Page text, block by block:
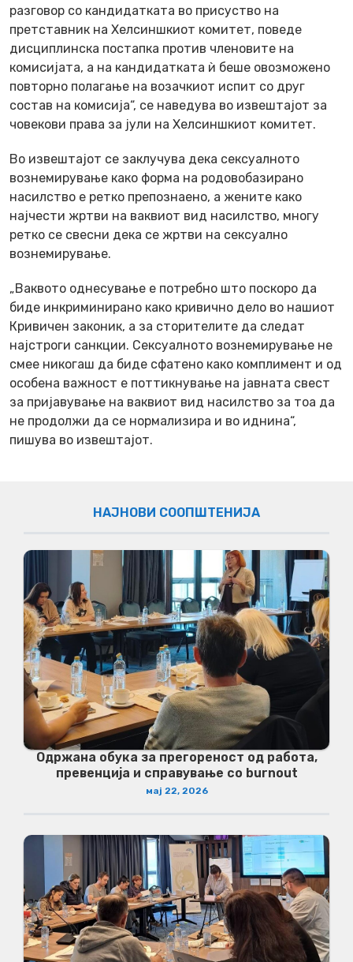
разговор со кандидатката во присуство на
претставник на Хелсиншкиот комитет, поведе
дисциплинска постапка против членовите на
комисијата, а на кандидатката ѝ беше овозможено
повторно полагање на возачкиот испит со друг
состав на комисија“, се наведува во извештајот за
човекови права за јули на Хелсиншкиот комитет.
Во извештајот се заклучува дека сексуалното
вознемирување како форма на родовобазирано
насилство е ретко препознаено, а жените како
најчести жртви на ваквиот вид насилство, многу
ретко се свесни дека се жртви на сексуално
вознемирување.
„Ваквото однесување е потребно што поскоро да
биде инкриминирано како кривично дело во нашиот
Кривичен законик, а за сторителите да следат
најстроги санкции. Сексуалното вознемирување не
смее никогаш да биде сфатено како комплимент и од
особена важност е поттикнување на јавната свест
за пријавување на ваквиот вид насилство за тоа да
не продолжи да се нормализира и во иднина“,
пишува во извештајот.
НАЈНОВИ СООПШТЕНИЈА
Одржана обука за прегореност од работа,
превенција и справување со burnout
мај 22, 2026